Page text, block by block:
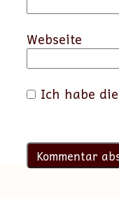
Webseite
Ich habe die